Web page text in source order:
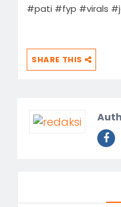
#pati #fyp #virals
SHARE THIS